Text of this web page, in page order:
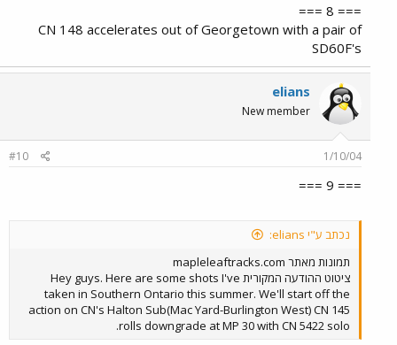
=== 8 ===
CN 148 accelerates out of Georgetown with a pair of
SD60F's
elians
New member
1/10/04
#10
=== 9 ===
נכתב ע"י elians:
תמונות מאתר mapleleaftracks.com
ציטוט ההודעה המקורית Hey guys. Here are some shots I've
taken in Southern Ontario this summer. We'll start off the
action on CN's Halton Sub(Mac Yard-Burlington West) CN 145
rolls downgrade at MP 30 with CN 5422 solo.